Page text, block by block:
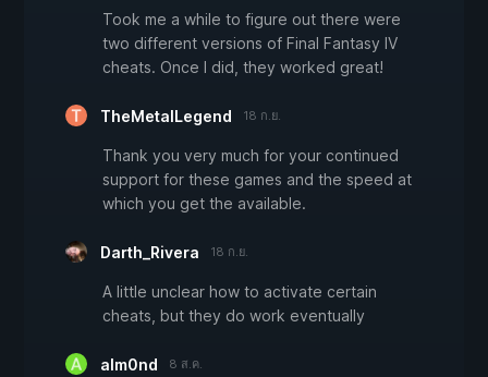
Took me a while to figure out there were
two different versions of Final Fantasy IV
cheats. Once I did, they worked great!
TheMetalLegend 18 ก.ย.
Thank you very much for your continued
support for these games and the speed at
which you get the available.
Darth_Rivera 18 ก.ย.
A little unclear how to activate certain
cheats, but they do work eventually
alm0nd 8 ส.ค.